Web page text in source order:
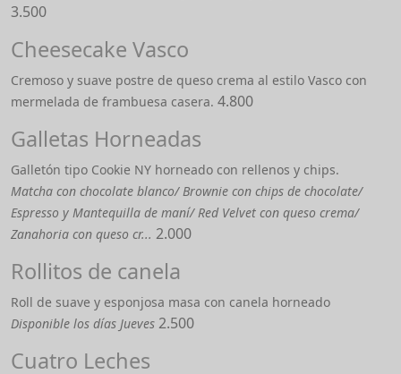
3.500
Cheesecake Vasco
Cremoso y suave postre de queso crema al estilo Vasco con
mermelada de frambuesa casera. 4.800
Galletas Horneadas
Galletón tipo Cookie NY horneado con rellenos y chips.
Matcha con chocolate blanco/ Brownie con chips de chocolate/
Espresso y Mantequilla de maní/ Red Velvet con queso crema/
Zanahoria con queso cr... 2.000
Rollitos de canela
Roll de suave y esponjosa masa con canela horneado
Disponible los días Jueves 2.500
Cuatro Leches